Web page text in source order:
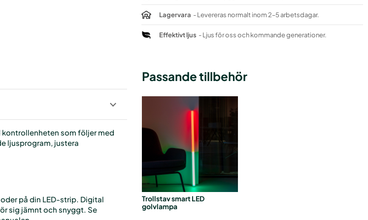
Lagervara - Levereras normalt inom 2–5 arbetsdagar.
Effektivt ljus - Ljus för oss och kommande generationer.
som följer med
ljusprogram, justera
på din LED-strip. Digital
sig jämnt och snyggt. Se
Passande tillbehör
Trollstav smart LED
golvlampa